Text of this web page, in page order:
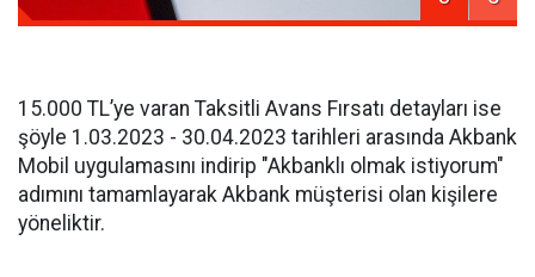
15.000 TL’ye varan Taksitli Avans Fırsatı detayları ise
şöyle 1.03.2023 - 30.04.2023 tarihleri arasında Akbank
Mobil uygulamasını indirip "Akbanklı olmak istiyorum"
adımını tamamlayarak Akbank müşterisi olan kişilere
yöneliktir.